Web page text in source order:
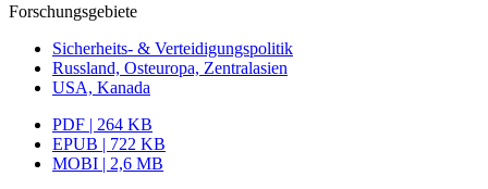
Forschungsgebiete
Sicherheits- & Verteidigungspolitik
Russland, Osteuropa, Zentralasien
USA, Kanada
PDF | 264 KB
EPUB | 722 KB
MOBI | 2,6 MB